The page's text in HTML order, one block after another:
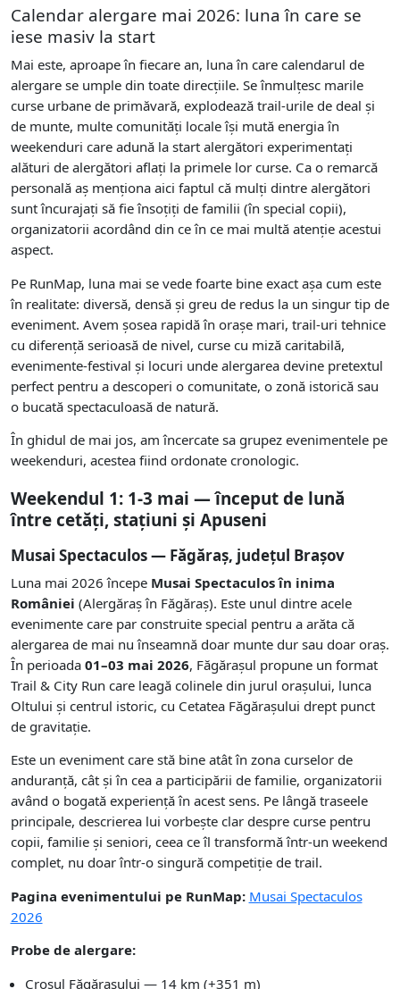
Calendar alergare mai 2026: luna în care se
iese masiv la start
Mai este, aproape în fiecare an, luna în care calendarul de
alergare se umple din toate direcțiile. Se înmulțesc marile
curse urbane de primăvară, explodează trail-urile de deal și
de munte, multe comunități locale își mută energia în
weekenduri care adună la start alergători experimentați
alături de alergători aflați la primele lor curse. Ca o remarcă
personală aș menționa aici faptul că mulți dintre alergători
sunt încurajați să fie însoțiți de familii (în special copii),
organizatorii acordând din ce în ce mai multă atenție acestui
aspect.
Pe RunMap, luna mai se vede foarte bine exact așa cum este
în realitate: diversă, densă și greu de redus la un singur tip de
eveniment. Avem șosea rapidă în orașe mari, trail-uri tehnice
cu diferență serioasă de nivel, curse cu miză caritabilă,
evenimente-festival și locuri unde alergarea devine pretextul
perfect pentru a descoperi o comunitate, o zonă istorică sau
o bucată spectaculoasă de natură.
În ghidul de mai jos, am încercate sa grupez evenimentele pe
weekenduri, acestea fiind ordonate cronologic.
Weekendul 1: 1-3 mai — început de lună
între cetăți, stațiuni și Apuseni
Musai Spectaculos — Făgăraș, județul Brașov
Luna mai 2026 începe Musai Spectaculos în inima
României (Alergăraș în Făgăraș). Este unul dintre acele
evenimente care par construite special pentru a arăta că
alergarea de mai nu înseamnă doar munte dur sau doar oraș.
În perioada 01–03 mai 2026, Făgărașul propune un format
Trail & City Run care leagă colinele din jurul orașului, lunca
Oltului și centrul istoric, cu Cetatea Făgărașului drept punct
de gravitație.
Este un eveniment care stă bine atât în zona curselor de
anduranță, cât și în cea a participării de familie, organizatorii
având o bogată experiență în acest sens. Pe lângă traseele
principale, descrierea lui vorbește clar despre curse pentru
copii, familie și seniori, ceea ce îl transformă într-un weekend
complet, nu doar într-o singură competiție de trail.
Pagina evenimentului pe RunMap: Musai Spectaculos
2026
Probe de alergare:
Crosul Făgărașului — 14 km (+351 m)